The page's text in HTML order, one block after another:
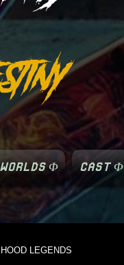
Φ CAST Φ
LEGENDS